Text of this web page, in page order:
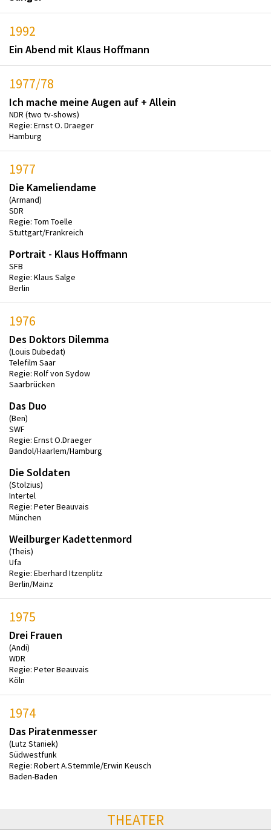
1992
Ein Abend mit Klaus Hoffmann
1977/78
Ich mache meine Augen auf + Allein
NDR (two tv-shows)
Regie: Ernst O. Draeger
Hamburg
1977
Die Kameliendame
(Armand)
SDR
Regie: Tom Toelle
Stuttgart/Frankreich
Portrait - Klaus Hoffmann
SFB
Regie: Klaus Salge
Berlin
1976
Des Doktors Dilemma
(Louis Dubedat)
Telefilm Saar
Regie: Rolf von Sydow
Saarbrücken
Das Duo
(Ben)
SWF
Regie: Ernst O.Draeger
Bandol/Haarlem/Hamburg
Die Soldaten
(Stolzius)
Intertel
Regie: Peter Beauvais
München
Weilburger Kadettenmord
(Theis)
Ufa
Regie: Eberhard Itzenplitz
Berlin/Mainz
1975
Drei Frauen
(Andi)
WDR
Regie: Peter Beauvais
Köln
1974
Das Piratenmesser
(Lutz Staniek)
Südwestfunk
Regie: Robert A.Stemmle/Erwin Keusch
Baden-Baden
THEATER